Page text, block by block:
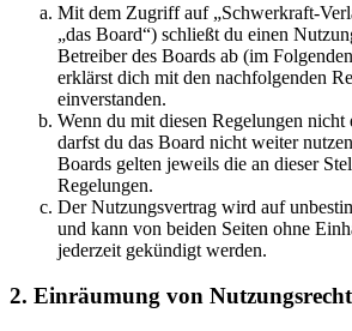
Mit dem Zugriff auf „Schwerkraft-
„das Board“) schließt du einen
Betreiber des Boards ab (im
erklärst dich mit den nachfolgenden
einverstanden.
Wenn du mit diesen Regelungen nicht
darfst du das Board nicht weiter
Boards gelten jeweils die an dieser
Regelungen.
Der Nutzungsvertrag wird auf
und kann von beiden Seiten ohne
jederzeit gekündigt werden.
2. Einräumung von